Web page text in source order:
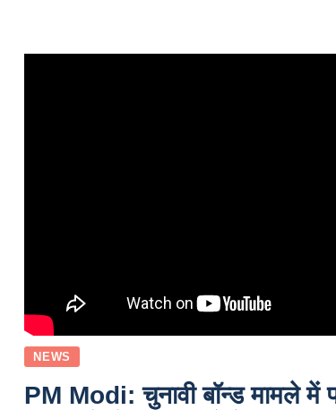
NEWS
PM Modi: चुनावी बॉन्ड मामले में